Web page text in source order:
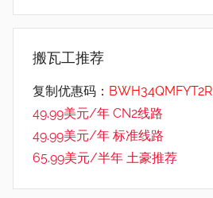
搬瓦工推荐
复制优惠码： BWH34QMFYT2R
49.99美元/年 CN2线路
49.99美元/年 标准线路
65.99美元/半年 土豪推荐